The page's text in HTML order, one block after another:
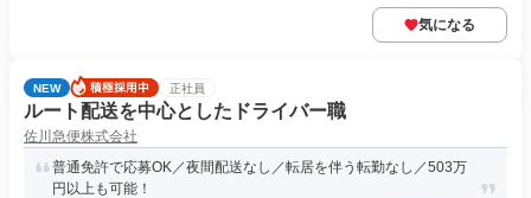
気になる
NEW 正社員
ルート配送を中心としたドライバー職
佐川急便株式会社
普通免許で応募OK／夜間配送なし／転居を伴う転勤なし／503万
円以上も可能！